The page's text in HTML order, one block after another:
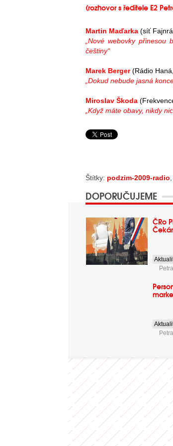
(rozhovor s ředitele E2
Martin Maďarka (síť
„Nové webovky
češtiny“
Marek Berger(Rádio
„Dokud nebude jasná
Miroslav Škoda
„Když máte obavy, nikdy
Štítky: podzim-2009-radio
DOPORUČUJEME
ČRo